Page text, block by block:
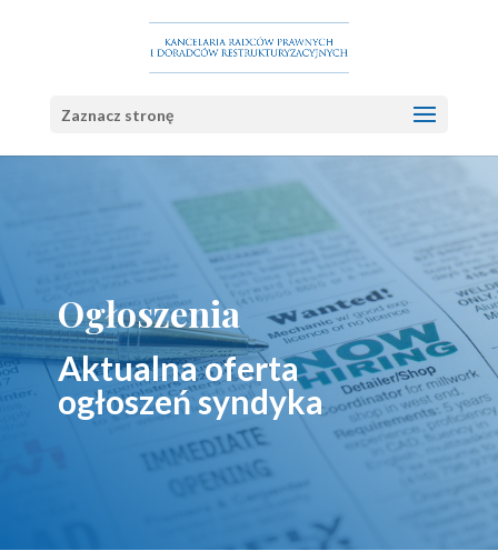
Zaznacz stronę
Ogłoszenia
Aktualna oferta
ogłoszeń syndyka